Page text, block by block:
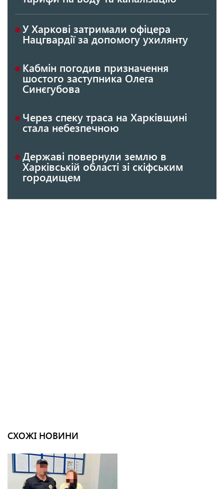
У Харкові затримали офіцера
Нацгвардії за допомогу ухилянту
Кабмін погодив призначення
шостого заступника Олега
Синєгубова
Через спеку траса на Харківщині
стала небезпечною
Державі повернули землю в
Харківській області зі скіфським
городищем
СХОЖІ НОВИНИ